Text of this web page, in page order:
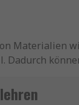
Materialien
Dadurch